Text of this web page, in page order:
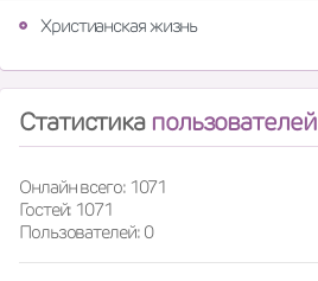
Христианская жизнь
Статистика пользователей
Онлайн всего: 1071
Гостей: 1071
Пользователей: 0